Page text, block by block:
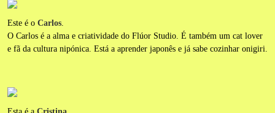
Este é o Carlos.
O Carlos é a alma e criatividade do Flúor Studio. É também um cat lover
e fã da cultura nipónica. Está a aprender japonês e já sabe cozinhar onigiri.